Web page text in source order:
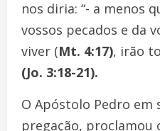
nos diria: “- a menos
vossos pecados e da
viver (Mt. 4:17), irão
(Jo. 3:18-21).
O Apóstolo Pedro em
pregação, proclamou